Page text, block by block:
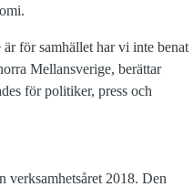
för samhället har vi inte benat
Mellansverige, berättar
för politiker, press och
verksamhetsåret 2018. Den